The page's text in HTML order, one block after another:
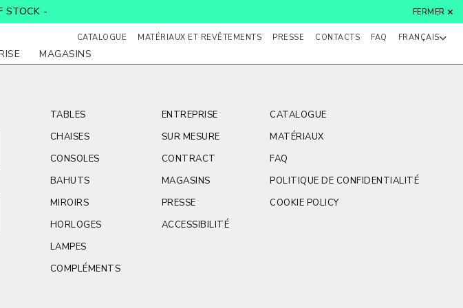
STOCK - FERMER
MAGASINS
CATALOGUE MATÉRIAUX ET REVÊTEMENTS PRESSE CONTACTS FAQ FRANÇAIS
TABLES
CHAISES
CONSOLES
BAHUTS
MIROIRS
HORLOGES
LAMPES
COMPLÉMENTS
ENTREPRISE
SUR MESURE
CONTRACT
MAGASINS
PRESSE
ACCESSIBILITÉ
CATALOGUE
MATÉRIAUX
FAQ
POLITIQUE DE CONFIDENTIALITÉ
COOKIE POLICY